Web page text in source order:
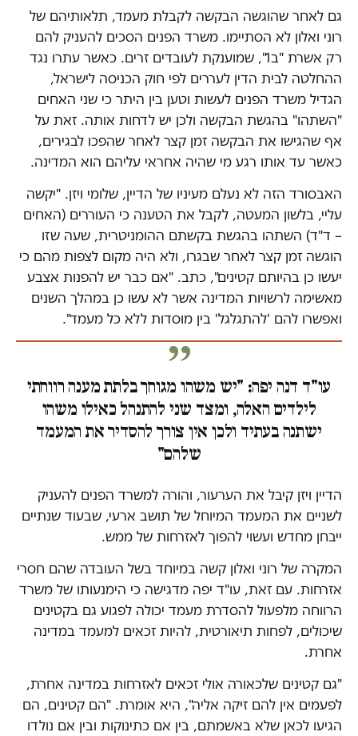
גם לאחר שהוגשה הבקשה לקבלת מעמד, תלאותיהם של
רוני ואלון לא הסתיימו. משרד הפנים הסכים להעניק להם
רק אשרת "ב1", שמוענקת לעובדים זרים. כאשר עתרו נגד
ההחלטה לבית הדין לעררים לפי חוק הכניסה לישראל,
הגדיל משרד הפנים לעשות וטען בין היתר כי שני האחים
"השתהו" בהגשת הבקשה ולכן יש לדחות אותה. זאת על
אף שהגישו את הבקשה זמן קצר לאחר שהפכו לבגירים,
כאשר עד אותו רגע מי שהיה אחראי עליהם הוא המדינה.
האבסורד הזה לא נעלם מעיניו של הדיין, שלומי ויזן. "יקשה
עליי, בלשון המעטה, לקבל את הטענה כי העוררים (האחים
– ד"ד) השתהו בהגשת בקשתם ההומניטרית, שעה שזו
הוגשה זמן קצר לאחר שבגרו, ולא היה מקום לצפות מהם כי
יעשו כן בהיותם קטינים", כתב. "אם כבר יש להפנות אצבע
מאשימה לרשויות המדינה אשר לא עשו כן במהלך השנים
ואפשרו להם 'להתגלגל' בין מוסדות ללא כל מעמד".
עו"ד דנה יפה: "יש משהו מגוחך בלתת מענה רווחתי
לילדים האלה, ומצד שני להתנהל כאילו משהו
ישתנה בעתיד ולכן אין צורך להסדיר את המעמד
שלהם"
הדיין ויזן קיבל את הערעור, והורה למשרד הפנים להעניק
לשניים את המעמד המיוחל של תושב ארעי, שבעוד שנתיים
ייבחן מחדש ועשוי להפוך לאזרחות של ממש.
המקרה של רוני ואלון קשה במיוחד בשל העובדה שהם חסרי
אזרחות. עם זאת, עו"ד יפה מדגישה כי הימנעותו של משרד
הרווחה מלפעול להסדרת מעמד יכולה לפגוע גם בקטינים
שיכולים, לפחות תיאורטית, להיות זכאים למעמד במדינה
אחרת.
"גם קטינים שלכאורה אולי זכאים לאזרחות במדינה אחרת,
לפעמים אין להם זיקה אליה", היא אומרת. "הם קטינים, הם
הגיעו לכאן שלא באשמתם, בין אם כתינוקות ובין אם נולדו